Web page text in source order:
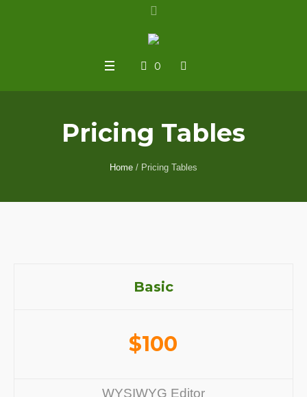
0
Pricing Tables
Home / Pricing Tables
Basic
$100
WYSIWYG Editor